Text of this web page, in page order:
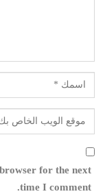
for the next
time I comment.